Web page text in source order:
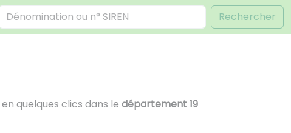
Rechercher
en quelques clics dans le département 19